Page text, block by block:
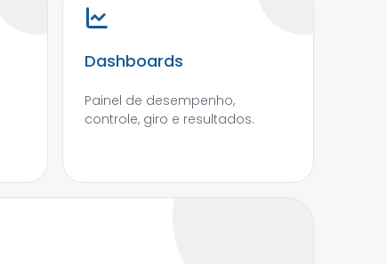
Dashboards
Painel de desempenho,
controle, giro e resultados.